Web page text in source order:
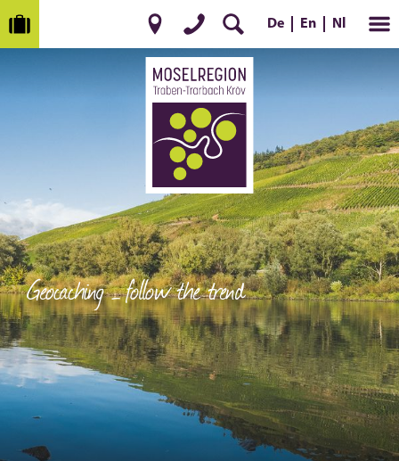
De En Nl
Geocaching – follow the trend